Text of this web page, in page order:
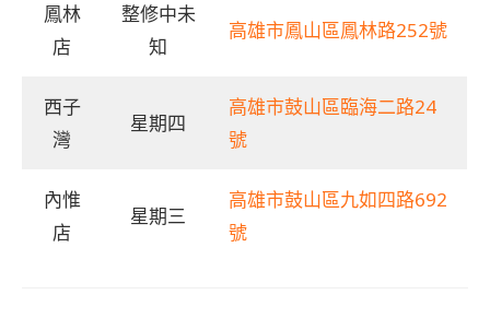
鳳林
店
整修中未
知
高雄市鳳山區鳳林路252號
西子
灣
星期四
高雄市鼓山區臨海二路24
號
內惟
店
星期三
高雄市鼓山區九如四路692
號